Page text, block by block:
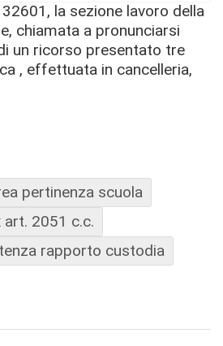
la sezione lavoro della
chiamata a pronunciarsi
un ricorso presentato tre
, effettuata in cancelleria,
pertinenza scuola
2051 c.c.
rapporto custodia